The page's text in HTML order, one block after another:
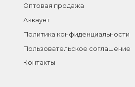
Оптовая продажа
Аккаунт
Политика конфиденциальности
Пользовательское соглашение
Контакты